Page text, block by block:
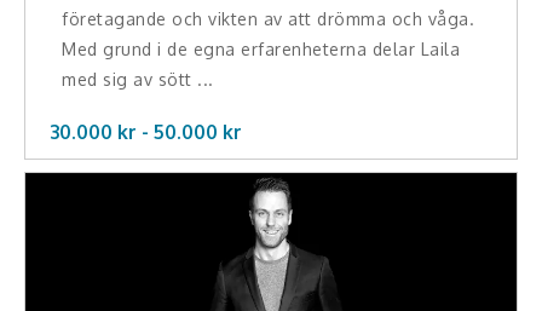
organisationsutveckling
Hälsa, friskvård
Innovation, kreativitet, entreprenörskap,
intraprenörskap
Kommunikation och media
Ledarskap, medarbetarskap, HR
företagande och vikten av att drömma och våga.
Med grund i de egna erfarenheterna delar Laila
med sig av sött ...
30.000 kr - 50.000 kr